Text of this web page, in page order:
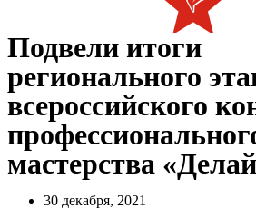
Подвели итоги
регионального
всероссийского
мастерства
30 декабря, 2021